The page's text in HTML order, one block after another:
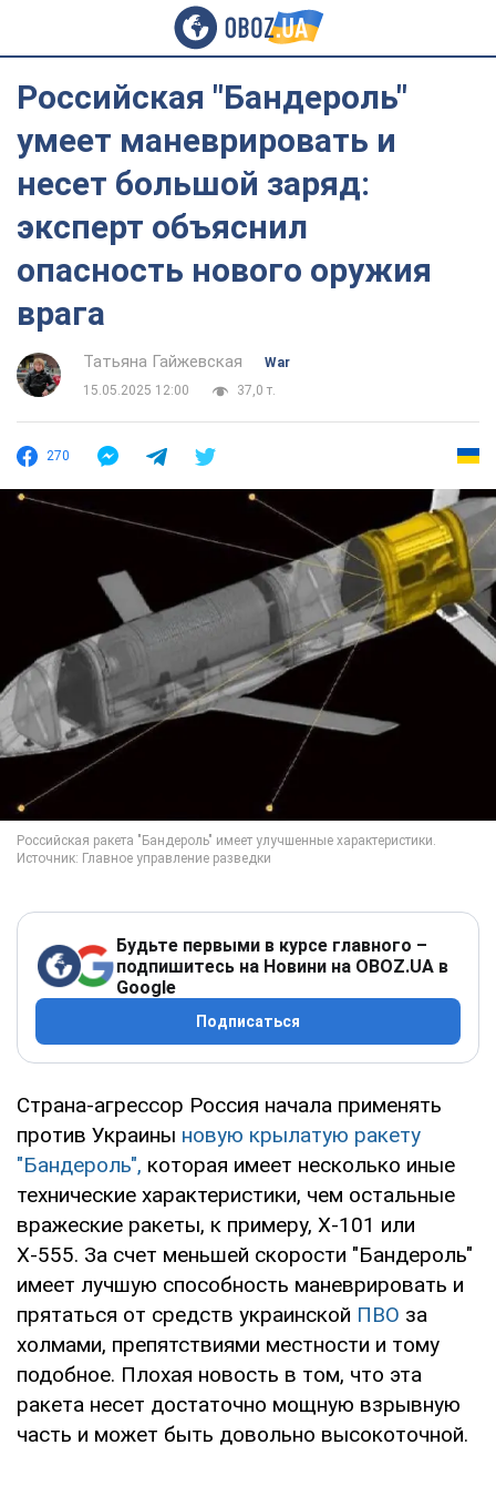
Российская "Бандероль"
умеет маневрировать и
несет большой заряд:
эксперт объяснил
опасность нового оружия
врага
Татьяна Гайжевская
War
15.05.2025 12:00
37,0 т.
270
Будьте первыми в курсе главного –
подпишитесь на Новини на OBOZ.UA в
Google
Подписаться
Страна-агрессор Россия начала применять
против Украины новую крылатую ракету
"Бандероль", которая имеет несколько иные
технические характеристики, чем остальные
вражеские ракеты, к примеру, Х-101 или
Х-555. За счет меньшей скорости "Бандероль"
имеет лучшую способность маневрировать и
прятаться от средств украинской ПВО за
холмами, препятствиями местности и тому
подобное. Плохая новость в том, что эта
ракета несет достаточно мощную взрывную
часть и может быть довольно высокоточной.